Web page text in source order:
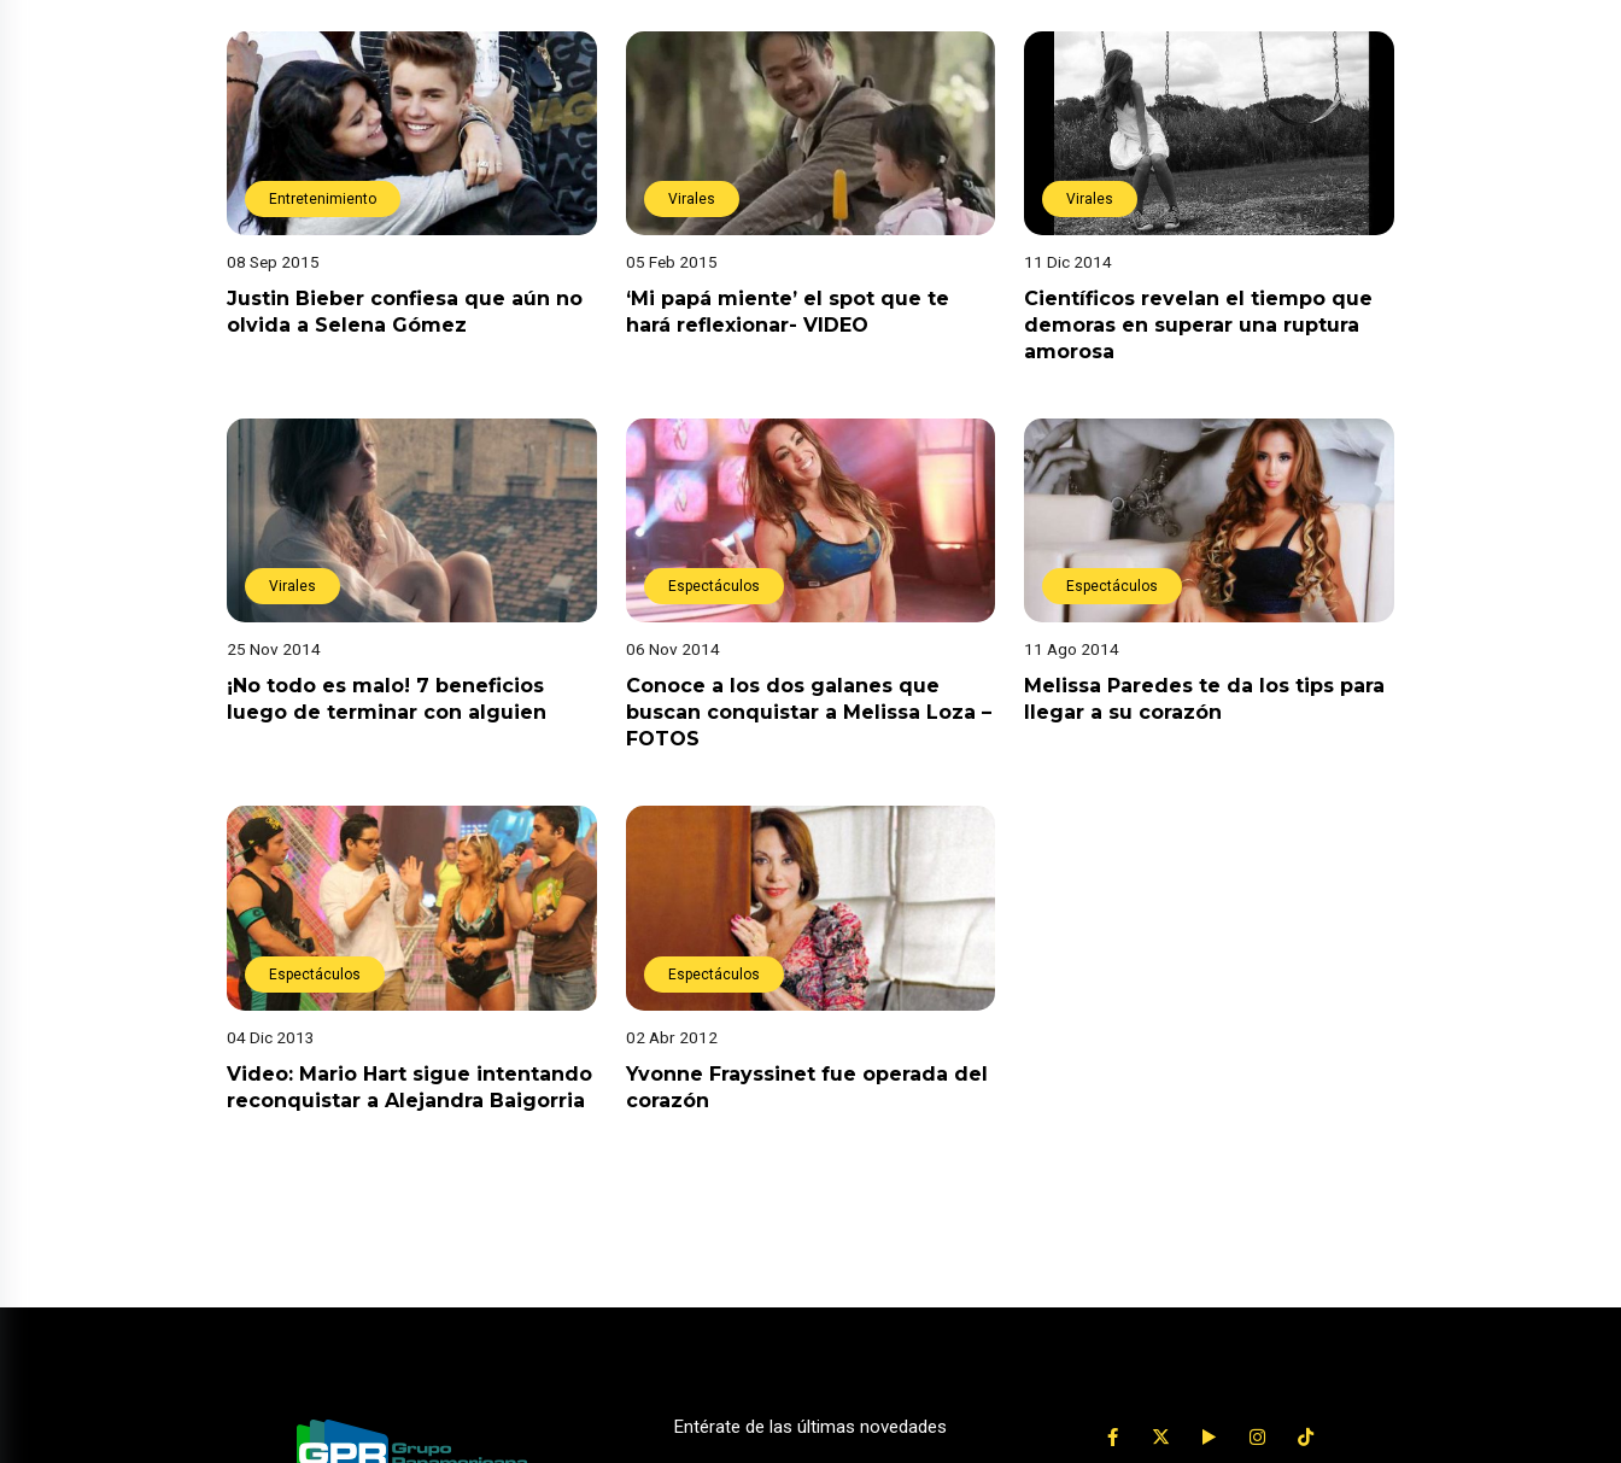
Entretenimiento
08 Sep 2015
Justin Bieber confiesa que aún no
olvida a Selena Gómez
Virales
05 Feb 2015
‘Mi papá miente’ el spot que te
hará reflexionar- VIDEO
Virales
11 Dic 2014
Científicos revelan el tiempo que
demoras en superar una ruptura
amorosa
Virales
25 Nov 2014
¡No todo es malo! 7 beneficios
luego de terminar con alguien
Espectáculos
06 Nov 2014
Conoce a los dos galanes que
buscan conquistar a Melissa Loza –
FOTOS
Espectáculos
11 Ago 2014
Melissa Paredes te da los tips para
llegar a su corazón
Espectáculos
04 Dic 2013
Video: Mario Hart sigue intentando
reconquistar a Alejandra Baigorria
Espectáculos
02 Abr 2012
Yvonne Frayssinet fue operada del
corazón
Entérate de las últimas novedades